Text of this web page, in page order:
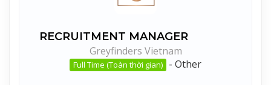
RECRUITMENT MANAGER
Greyfinders Vietnam
Full Time (Toàn thời gian) - Other